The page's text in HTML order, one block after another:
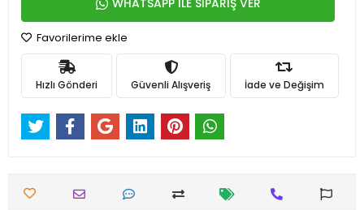
WHATSAPP İLE SİPARİŞ VER
Favorilerime ekle
Hızlı Gönderi Güvenli Alışveriş İade ve Değişim